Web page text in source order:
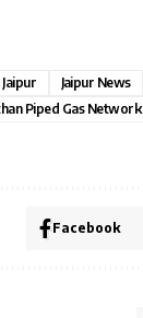
Jaipur News
Piped Gas Network
Facebook